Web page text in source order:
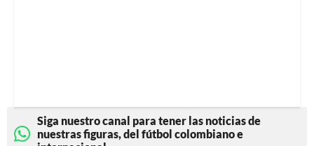
Siga nuestro canal para tener las noticias de
nuestras figuras, del fútbol colombiano e